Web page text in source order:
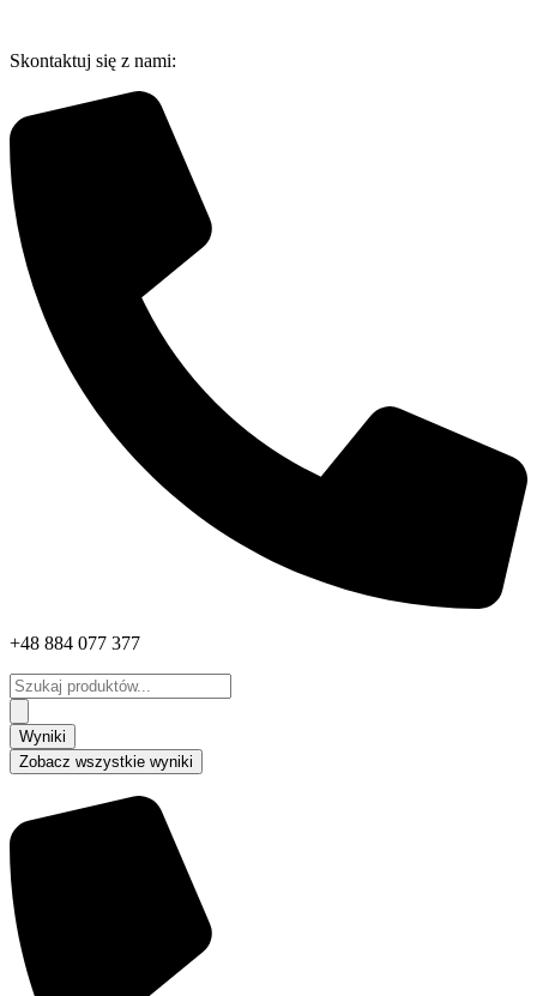
treści
Skontaktuj się z nami:
+48 884 077 377
Search
...
Wyniki
Zobacz wszystkie wyniki